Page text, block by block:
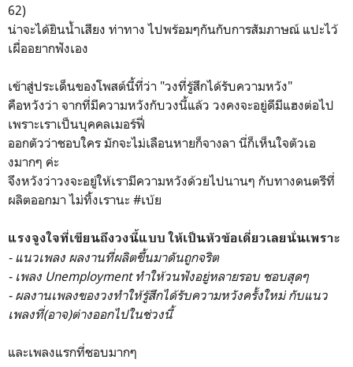
62)
น่าจะได้ยินน้ำเสียง ท่าทาง ไปพร้อมๆกันกับการสัมภาษณ์ แปะไว้
เผื่ออยากฟังเอง
เข้าสู่ประเด็นของโพสต์นี้ที่ว่า "วงที่รู้สึกได้รับความหวัง"
คือหวังว่า จากที่มีความหวังกับวงนี้แล้ว วงคงจะอยู่ดีมีแฮงต่อไป
เพราะเราเป็นบุคคลเมอร์ฟี่
ออกตัวว่าชอบใคร มักจะไม่เลือนหายก็จางลา นี่ก็เห็นใจตัวเอ
งมากๆ ค่ะ
จึงหวังว่าวงจะอยู่ให้เรามีความหวังด้วยไปนานๆ กับทางดนตรีที่
ผลิตออกมา ไม่ทิ้งเรานะ #เบ้ย
แรงจูงใจที่เขียนถึงวงนี้แบบ ให้เป็นหัวข้อเดี่ยวเลยนั่นเพราะ
- แนวเพลง ผลงานที่ผลิตขึ้นมาดันถูกจริต
- เพลง Unemployment ทำให้วนฟังอยู่หลายรอบ ชอบสุดๆ
- ผลงานเพลงของวงทำให้รู้สึกได้รับความหวังครั้งใหม่ กับแนว
เพลงที่(อาจ)ต่างออกไปในช่วงนี้
และเพลงแรกที่ชอบมากๆ